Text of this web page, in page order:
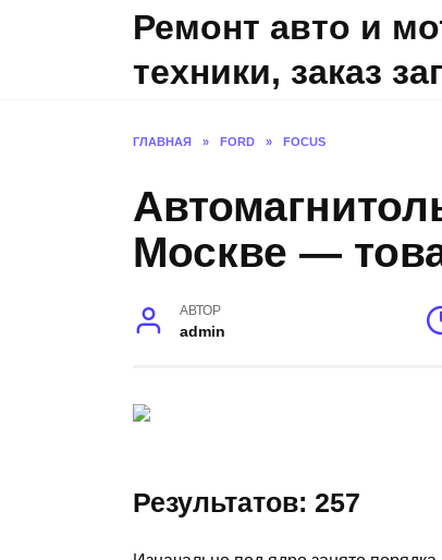
Ремонт авто и
техники, заказ
ГЛАВНАЯ » FORD » FOCUS
Москве —
АВТОР
admin
Результатов: 257